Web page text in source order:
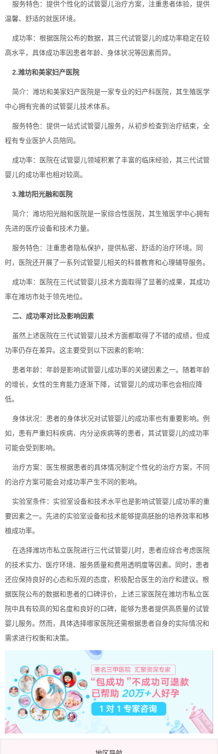
‌服务特色‌：提供个性化的试管婴儿治疗方案，注重患者体验，提供
温馨、舒适的就医环境。
‌成功率‌：根据医院公布的数据，其三代试管婴儿的成功率稳定在较
高水平，具体成功率因患者年龄、身体状况等因素而异。
2‌.潍坊和美家妇产医院‌
‌简介‌：潍坊和美家妇产医院是一家专业的妇产科医院，其生殖医学
中心拥有完善的试管婴儿技术体系。
‌服务特色‌：提供一站式试管婴儿服务，从初步检查到治疗结束，全
程有专业医护人员陪同。
‌成功率‌：医院在试管婴儿领域积累了丰富的临床经验，其三代试管
婴儿的成功率也相对较高。
‌3.潍坊阳光融和医院‌
‌简介‌：潍坊阳光融和医院是一家综合性医院，其生殖医学中心拥有
先进的医疗设备和技术力量。
‌服务特色‌：注重患者隐私保护，提供私密、舒适的治疗环境。同
时，医院还开展了一系列试管婴儿相关的科普教育和心理辅导服务。
‌成功率‌：医院在三代试管婴儿技术方面取得了显著的成果，其成功
率在潍坊市处于领先地位。
二、成功率对比及影响因素
虽然上述医院在三代试管婴儿技术方面都取得了不错的成绩，但成
功率仍存在差异。这主要受到以下因素的影响：
‌患者年龄‌：年龄是影响试管婴儿成功率的关键因素之一。随着年龄
的增长，女性的生育能力逐渐下降，试管婴儿的成功率也会相应降
低。
‌身体状况‌：患者的身体状况对试管婴儿的成功率也有重要影响。例
如，患有严重妇科疾病、内分泌疾病等的患者，其试管婴儿的成功率
可能会受到影响。
‌治疗方案‌：医生根据患者的具体情况制定个性化的治疗方案，不同
的治疗方案可能会对成功率产生不同的影响。
‌实验室条件‌：实验室设备和技术水平也是影响试管婴儿成功率的重
要因素之一。先进的实验室设备和技术能够提高胚胎的培养效率和移
植成功率。
在选择潍坊市私立医院进行三代试管婴儿时，患者应综合考虑医院
的技术实力、医疗环境、服务质量和费用透明度等因素。同时，患者
还应保持良好的心态和乐观的态度，积极配合医生的治疗和建议。根
据医院公布的数据和患者的口碑评价，上述三家医院在潍坊市私立医
院中具有较高的知名度和良好的口碑，能够为患者提供高质量的试管
婴儿服务。然而，具体选择哪家医院还需根据患者自身的实际情况和
需求进行权衡和决策。